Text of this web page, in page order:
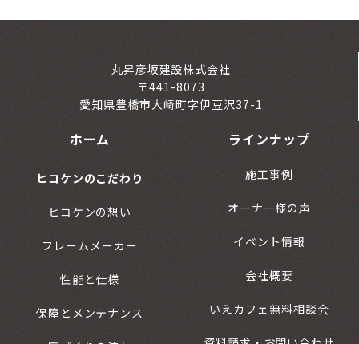
丸昇彦坂建設株式会社
〒441-8073
愛知県豊橋市大崎町字伊豆沢37-1
ホーム
ヒコケンのこだわり
ヒコケンの想い
フレームメーカー
性能と仕様
保障とメンテナンス
ラインナップ
施工事例
オーナー様の声
イベント情報
会社概要
いえカフェ無料相談会